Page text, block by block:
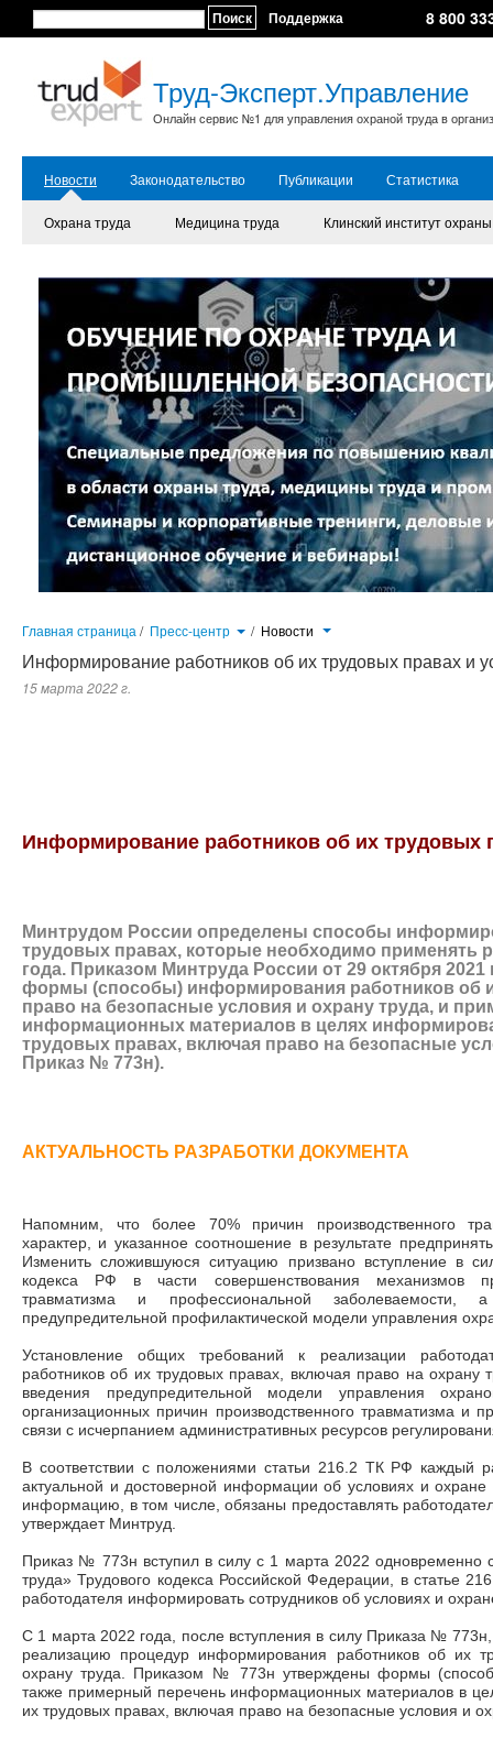
Поиск Поддержка 8 800
Труд-Эксперт.Управление
Онлайн сервис №1 для управления охраной труда в
Новости Законодательство Публикации Статистика
Охрана труда Медицина труда Клинский институт
Главная страница / Пресс-центр / Новости
Информирование работников об их трудовых правах и
15 марта 2022 г.
Информирование работников об их трудовых
Минтрудом России определены способы
трудовых правах, которые необходимо применять
года. Приказом Минтруда России от 29 октября
формы (способы) информирования работников об
право на безопасные условия и охрану труда, и
информационных материалов в целях
трудовых правах, включая право на безопасные
Приказ № 773н).
АКТУАЛЬНОСТЬ РАЗРАБОТКИ ДОКУМЕНТА
Напомним, что более 70% причин производственного
характер, и указанное соотношение в результате
Изменить сложившуюся ситуацию призвано вступление в
кодекса РФ в части совершенствования механизмов
травматизма и профессиональной
предупредительной профилактической модели управления
Установление общих требований к реализации
работников об их трудовых правах, включая право на охрану
введения предупредительной модели управления
организационных причин производственного травматизма и
связи с исчерпанием административных ресурсов
В соответствии с положениями статьи 216.2 ТК РФ каждый
актуальной и достоверной информации об условиях и
информацию, в том числе, обязаны предоставлять
утверждает Минтруд.
Приказ № 773н вступил в силу с 1 марта 2022 одновременно
труда» Трудового кодекса Российской Федерации, в статье
работодателя информировать сотрудников об условиях и
С 1 марта 2022 года, после вступления в силу Приказа №
реализацию процедур информирования работников об их
охрану труда. Приказом № 773н утверждены формы
также примерный перечень информационных материалов в
их трудовых правах, включая право на безопасные условия и